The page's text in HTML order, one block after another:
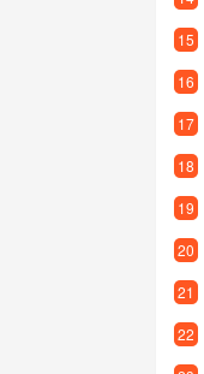
15
16
17
18
19
20
21
22